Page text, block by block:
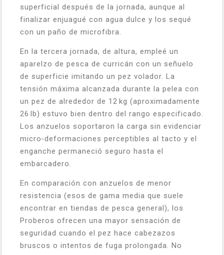
superficial después de la jornada, aunque al
finalizar enjuagué con agua dulce y los sequé
con un paño de microfibra.
En la tercera jornada, de altura, empleé un
aparelzo de pesca de curricán con un señuelo
de superficie imitando un pez volador. La
tensión máxima alcanzada durante la pelea con
un pez de alrededor de 12 kg (aproximadamente
26 lb) estuvo bien dentro del rango especificado.
Los anzuelos soportaron la carga sin evidenciar
micro‑deformaciones perceptibles al tacto y el
enganche permaneció seguro hasta el
embarcadero.
En comparación con anzuelos de menor
resistencia (esos de gama media que suele
encontrar en tiendas de pesca general), los
Proberos ofrecen una mayor sensación de
seguridad cuando el pez hace cabezazos
bruscos o intentos de fuga prolongada. No